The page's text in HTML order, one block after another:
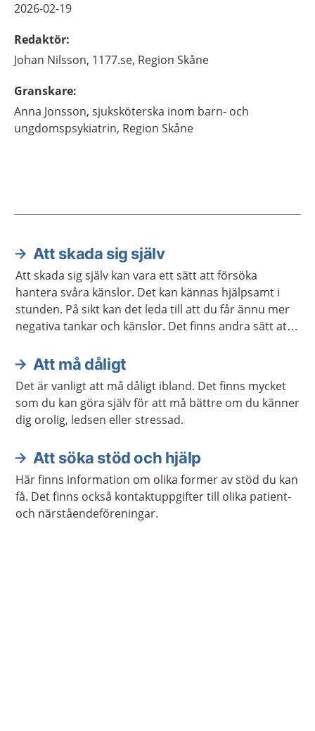
2026-02-19
Redaktör:
Johan Nilsson, 1177.se, Region Skåne
Granskare:
Anna Jonsson, sjuksköterska inom barn- och
ungdomspsykiatrin, Region Skåne
Aktuella artiklar
Att skada sig själv
Att skada sig själv kan vara ett sätt att försöka
hantera svåra känslor. Det kan kännas hjälpsamt i
stunden. På sikt kan det leda till att du får ännu mer
negativa tankar och känslor. Det finns andra sätt att
Att må dåligt
Det är vanligt att må dåligt ibland. Det finns mycket
som du kan göra själv för att må bättre om du känner
dig orolig, ledsen eller stressad.
Att söka stöd och hjälp
Här finns information om olika former av stöd du kan
få. Det finns också kontaktuppgifter till olika patient-
och närståendeföreningar.